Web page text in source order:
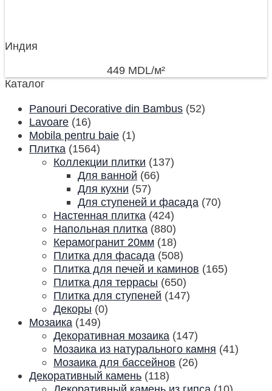
Индия
449 MDL/м²
Каталог
Panouri Decorative din Bambus (52)
Lavoare (16)
Mobila pentru baie (1)
Плитка (1564)
Коллекции плитки (137)
Для ванной (66)
Для кухни (57)
Для ступеней и фасада (70)
Настенная плитка (424)
Напольная плитка (880)
Керамогранит 20мм (18)
Плитка для фасада (508)
Плитка для печей и каминов (165)
Плитка для террасы (650)
Плитка для ступеней (147)
Декоры (0)
Мозаика (149)
Декоративная мозаика (147)
Мозаика из натурального камня (41)
Мозаика для бассейнов (26)
Декоративный камень (118)